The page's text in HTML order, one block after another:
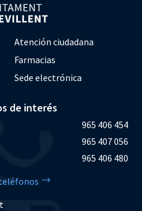
Atención ciudadana
Farmacias
Sede electrónica
de interés
965 406 454
965 407 056
965 406 480